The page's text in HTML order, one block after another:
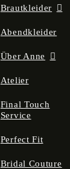
Brautkleider
Abendkleider
Über Anne
Atelier
Final Touch
Service
Perfect Fit
Bridal Couture